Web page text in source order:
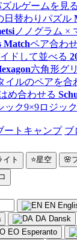
ルゲームを見る
日替わりパズル
ノノグラム ×
Matchペア合わ
ドして並べる
六角形グ
イルのペアを合
め合わせる
ック9×9ロジック
ートキャンプ ブ
イト ⭐星空 🌸
EN
DA Dansk
EO Esperanto